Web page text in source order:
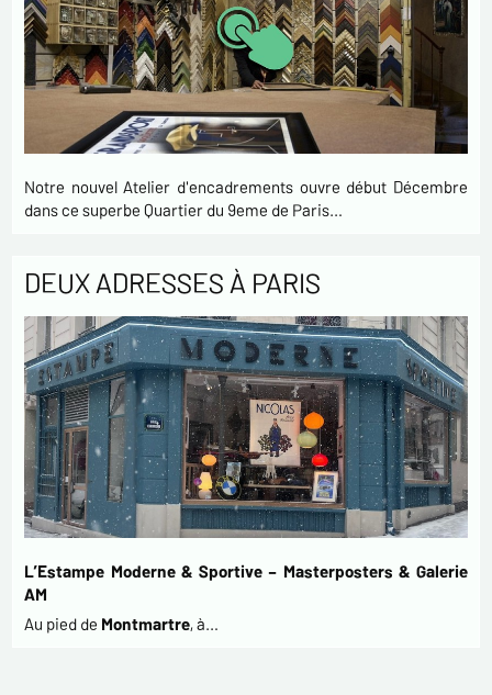
Notre nouvel Atelier d'encadrements ouvre début Décembre
dans ce superbe Quartier du 9eme de Paris…
DEUX ADRESSES À PARIS
L’Estampe Moderne & Sportive – Masterposters & Galerie
AM
Au pied de Montmartre, à…